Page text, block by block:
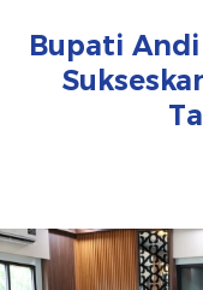
Bupati